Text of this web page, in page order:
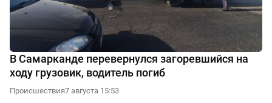
В Самарканде перевернулся загоревшийся на
ходу грузовик, водитель погиб
Происшествия7 августа 15:53